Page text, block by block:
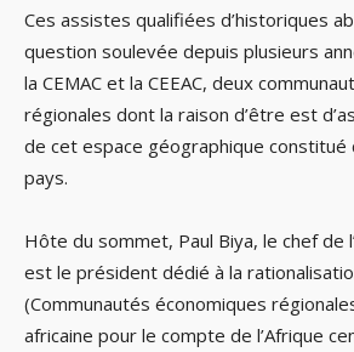
Ces assistes qualifiées d’historiques
question soulevée depuis plusieurs
la CEMAC et la CEEAC, deux
régionales dont la raison d’être est
de cet espace géographique constitué
pays.
Hôte du sommet, Paul Biya, le chef de
est le président dédié à la
(Communautés économiques
africaine pour le compte de l’Afrique